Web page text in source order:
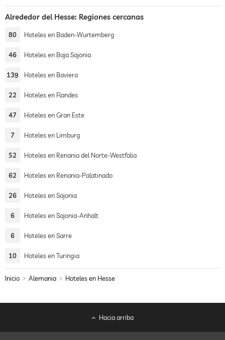
Alrededor del Hesse: Regiones cercanas
80 Hoteles en Baden-Wurtemberg
46 Hoteles en Baja Sajonia
139 Hoteles en Baviera
22 Hoteles en Flandes
47 Hoteles en Gran Este
7 Hoteles en Limburg
52 Hoteles en Renania del Norte-Westfalia
62 Hoteles en Renania-Palatinado
26 Hoteles en Sajonia
6 Hoteles en Sajonia-Anhalt
6 Hoteles en Sarre
10 Hoteles en Turingia
Inicio Alemania Hoteles en Hesse
Hacia arriba